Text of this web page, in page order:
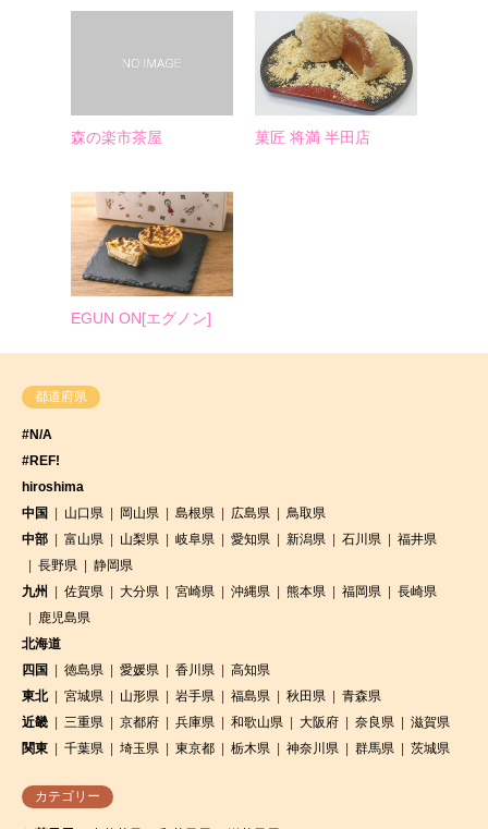
森の楽市茶屋 菓匠 将満 半田店
EGUN ON[エグノン]
都道府県
#N/A
#REF!
hiroshima
中国
山口県 岡山県 島根県 広島県
鳥取県
中部
富山県 山梨県 岐阜県 愛知県 新潟県 石川県
福井県
長野県
静岡県
九州
佐賀県 大分県 宮崎県 沖縄県 熊本県 福岡県
長崎県
鹿児島県
北海道
四国
徳島県 愛媛県 香川県
高知県
東北
宮城県 山形県 岩手県 福島県 秋田県
青森県
近畿
三重県 京都府 兵庫県 和歌山県 大阪府 奈良県
滋賀県
関東
千葉県 埼玉県 東京都 栃木県 神奈川県 群馬県 茨城県
カテゴリー